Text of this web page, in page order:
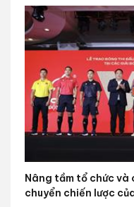
Nâng tầm tổ chức và
chuyển chiến lược